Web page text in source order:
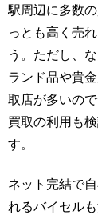
駅周辺に多数
っとも高く売
う。ただし、
ランド品や貴
取店が多いの
買取の利用も
す。
ネット完結で
れるバイセル